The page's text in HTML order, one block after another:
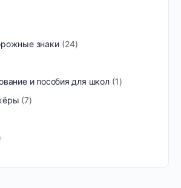
знаки
24
и пособия для школ 1
7